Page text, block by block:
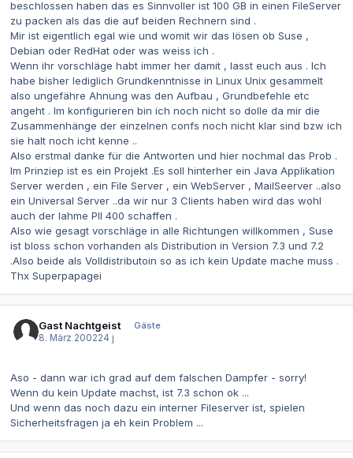
beschlossen haben das es Sinnvoller ist 100 GB in einen FileServer
zu packen als das die auf beiden Rechnern sind .
Mir ist eigentlich egal wie und womit wir das lösen ob Suse ,
Debian oder RedHat oder was weiss ich .
Wenn ihr vorschläge habt immer her damit , lasst euch aus . Ich
habe bisher lediglich Grundkenntnisse in Linux Unix gesammelt
also ungefähre Ahnung was den Aufbau , Grundbefehle etc
angeht . Im konfigurieren bin ich noch nicht so dolle da mir die
Zusammenhänge der einzelnen confs noch nicht klar sind bzw ich
sie halt noch icht kenne ..
Also erstmal danke für die Antworten und hier nochmal das Prob .
Im Prinziep ist es ein Projekt .Es soll hinterher ein Java Applikation
Server werden , ein File Server , ein WebServer , MailSeerver ..also
ein Universal Server ..da wir nur 3 Clients haben wird das wohl
auch der lahme PII 400 schaffen .
Also wie gesagt vorschläge in alle Richtungen willkommen , Suse
ist bloss schon vorhanden als Distribution in Version 7.3 und 7.2
.Also beide als Volldistributoin so as ich kein Update mache muss .
Thx Superpapagei
Gast Nachtgeist
Gäste
8. März 200224 j
Aso - dann war ich grad auf dem falschen Dampfer - sorry!
Wenn du kein Update machst, ist 7.3 schon ok ...
Und wenn das noch dazu ein interner Fileserver ist, spielen
Sicherheitsfragen ja eh kein Problem ...